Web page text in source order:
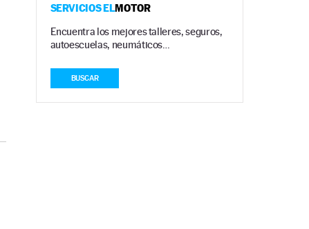
SERVICIOS ELMOTOR
Encuentra los mejores talleres, seguros,
autoescuelas, neumáticos…
BUSCAR